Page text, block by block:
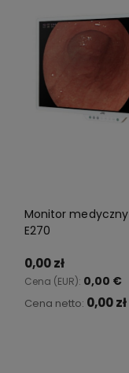
Monitor medyczny
E270
0,00 zł
Cena (EUR): 0,00 €
Cena netto: 0,00 zł